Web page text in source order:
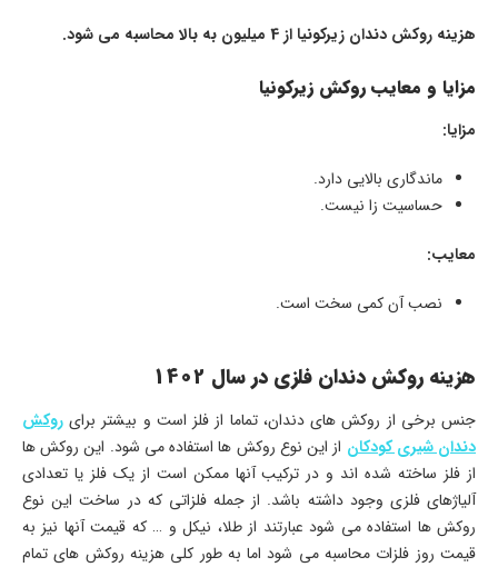
هزینه روکش دندان زیرکونیا از 4 میلیون به بالا محاسبه می شود.
مزایا و معایب روکش زیرکونیا
مزایا:
ماندگاری بالایی دارد.
حساسیت زا نیست.
معایب:
نصب آن کمی سخت است.
هزینه روکش دندان فلزی در سال 1402
جنس برخی از روکش های دندان، تماما از فلز است و بیشتر برای روکش
دندان شیری کودکان از این نوع روکش ها استفاده می شود. این روکش ها
از فلز ساخته شده اند و در ترکیب آنها ممکن است از یک فلز یا تعدادی
آلیاژهای فلزی وجود داشته باشد. از جمله فلزاتی که در ساخت این نوع
روکش ها استفاده می شود عبارتند از طلا، نیکل و … که قیمت آنها نیز به
قیمت روز فلزات محاسبه می شود اما به طور کلی هزینه روکش های تمام